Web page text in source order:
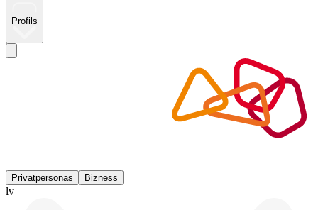
Profils
Privātpersonas Bizness
lv